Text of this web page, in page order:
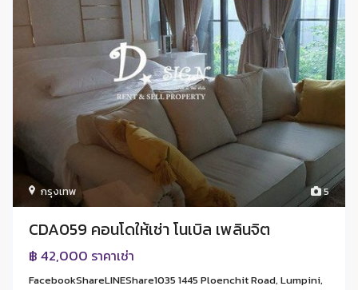
5
กรุงเทพ
CDA059 คอนโดให้เช่า โนเบิล เพลินจิต
฿ 42,000 ราคาเช่า
FacebookShareLINEShare1035 1445 Ploenchit Road, Lumpini,